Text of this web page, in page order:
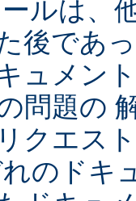
ルは、
後であ
ュメン
問題の
クエス
のドキ